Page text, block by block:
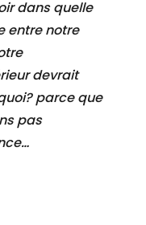
dans quelle
entre notre
devrait
parce que
pas